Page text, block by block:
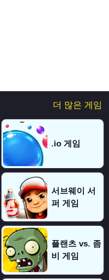
더 많은 게임
.io 게임
서브웨이 서
퍼 게임
플랜츠 vs. 좀
비 게임